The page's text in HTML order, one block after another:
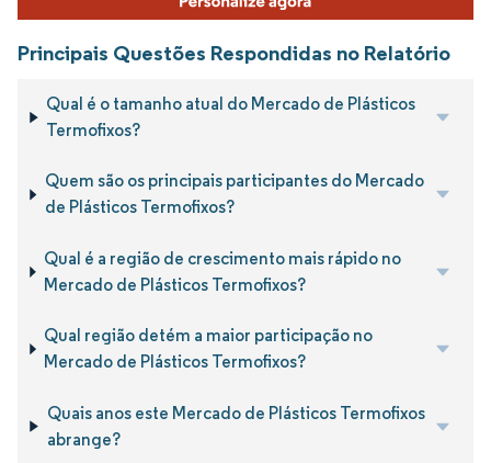
Principais Questões Respondidas no Relatório
Qual é o tamanho atual do Mercado de Plásticos
Termofixos?
Quem são os principais participantes do Mercado
de Plásticos Termofixos?
Qual é a região de crescimento mais rápido no
Mercado de Plásticos Termofixos?
Qual região detém a maior participação no
Mercado de Plásticos Termofixos?
Quais anos este Mercado de Plásticos Termofixos
abrange?